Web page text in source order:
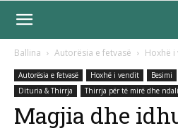
Ballina Autorësia e fetvasë Hoxhë
Autorësia e fetvasë Hoxhë i vendit Besimi
Dituria & Thirrja
Thirrja për të mirë dhe
Magjia dhe